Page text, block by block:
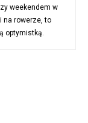
weekendem w
na rowerze, to
optymistką.